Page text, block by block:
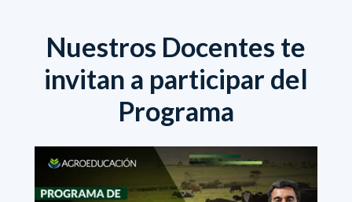
Nuestros Docentes te
invitan a participar del
Programa